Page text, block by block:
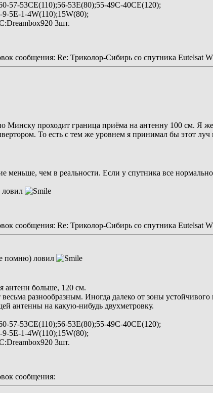
57-53CЕ(110);56-53E(80);55-49C-40CE(120);
9-5Е-1-4W(110);15W(80);
3шт.
сообщения: Re: Триколор-Сибирь со спутника Eutelsat
Минску проходит граница приёма на антенну 100 см. Я
То есть с тем же уровнем я принимал бы этот луч
меньше, чем в реальности. Если у спутника все
ловил
сообщения: Re: Триколор-Сибирь со спутника Eutelsat
помню) ловил
антенн больше, 120 см.
разнообразным. Иногда далеко от зоны
антенны на какую-нибудь двухметровку.
57-53CЕ(110);56-53E(80);55-49C-40CE(120);
9-5Е-1-4W(110);15W(80);
3шт.
сообщения: